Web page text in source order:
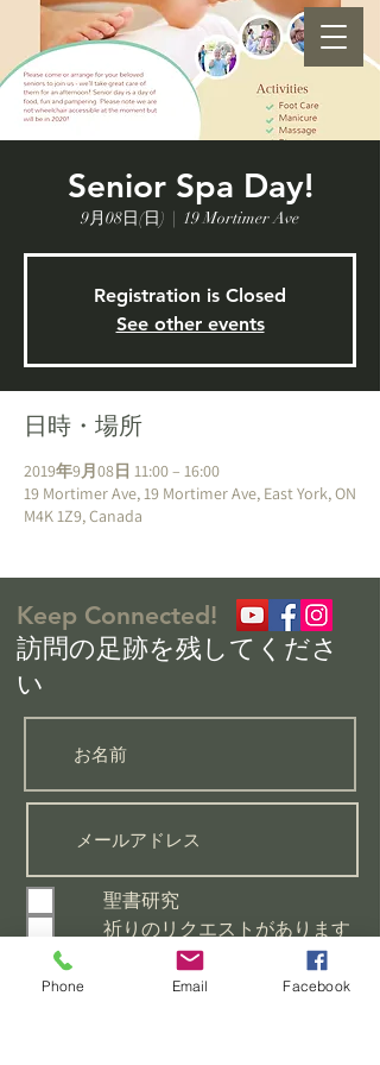
Senior Spa Day!
9月08日(日)
  |
19 Mortimer Ave
Registration is Closed
See other events
日時・場所
2019年9月08日 11:00 – 16:00
19 Mortimer Ave, 19 Mortimer Ave, East York, ON
M4K 1Z9, Canada
Keep Connected!
​訪問の足跡を残してくださ
い
聖書研究
祈りのリクエストがあります
初心者向けのクラスに参加し
この教会についてもっと知り
Phone Email Facebook